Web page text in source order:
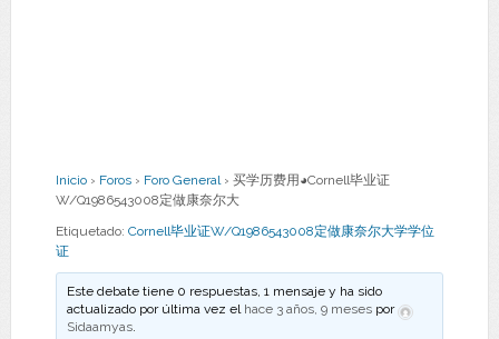
Inicio › Foros › Foro General › 买学历费用◕Cornell毕业证
W/Q1986543008定做康奈尔大
Etiquetado: Cornell毕业证W/Q1986543008定做康奈尔大学学位
证
Este debate tiene 0 respuestas, 1 mensaje y ha sido
actualizado por última vez el hace 3 años, 9 meses por
Sidaamyas.